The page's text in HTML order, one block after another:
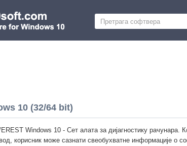
10 (32/64 bit)
Windows 10 - Сет алата за дијагностику рачунара.
корисник може сазнати свеобухватне информације о